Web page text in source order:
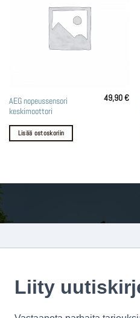
AEG nopeussensori
keskimoottori
49,90€
Lisää ostoskoriin